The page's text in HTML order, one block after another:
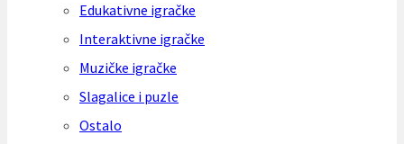
Edukativne igračke
Interaktivne igračke
Muzičke igračke
Slagalice i puzle
Ostalo